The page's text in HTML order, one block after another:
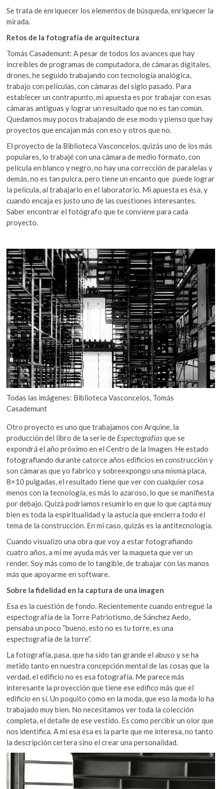
Se trata de enriquecer los elementos de búsqueda, enriquecer la
mirada.
Retos de la fotografía de arquitectura
Tomás Casademunt: A pesar de todos los avances que hay
increíbles de programas de computadora, de cámaras digitales,
drones, he seguido trabajando con tecnología analógica,
trabajo con películas, con cámaras del siglo pasado. Para
establecer un contrapunto, mi apuesta es por trabajar con esas
cámaras antiguas y lograr un resultado que no es tan común.
Quedamos muy pocos trabajando de ese modo y pienso que hay
proyectos que encajan más con eso y otros que no.
El proyecto de la Biblioteca Vasconcelos, quizás uno de los más
populares, lo trabajé con una cámara de medio formato, con
película en blanco y negro, no hay una corrección de paralelas y
demás, no es tan pulcra, pero tiene un encanto que puede lograr
la película, al trabajarlo en el laboratorio. Mi apuesta es ésa, y
cuando encaja es justo uno de las cuestiones interesantes.
Saber encontrar el fotógrafo que te conviene para cada
proyecto.
Todas las imágenes: Biblioteca Vasconcelos, Tomás
Casademunt
Otro proyecto es uno que trabajamos con Arquine, la
producción del libro de la serie de Espectografíasque se
expondrá el año próximo en el Centro de la Imagen. He estado
fotografiando durante catorce años edificios en construcción y
son cámaras que yo fabrico y sobreexpongo una misma placa,
8×10 pulgadas, el resultado tiene que ver con cualquier cosa
menos con la tecnología, es más lo azaroso, lo que se manifiesta
por debajo. Quizá podríamos resumirlo en que lo que capta muy
bien es toda la espiritualidad y la astucia que encierra todo el
tema de la construcción. En mi caso, quizás es la antitecnología.
Cuando visualizo una obra que voy a estar fotografiando
cuatro años, a mí me ayuda más ver la maqueta que ver un
render. Soy más como de lo tangible, de trabajar con las manos
más que apoyarme en software.
Sobre la fidelidad en la captura de una imagen
Esa es la cuestión de fondo. Recientemente cuando entregué la
espectografía de la Torre Patriotismo, de Sánchez Aedo,
pensaba un poco “bueno, esto no es tu torre, es una
espectografía de la torre”.
La fotografía, pasa, que ha sido tan grande el abuso y se ha
metido tanto en nuestra concepción mental de las cosas que la
verdad, el edificio no es esa fotografía. Me parece más
interesante la proyección que tiene ese edifico más que el
edificio en sí. Un poquito como en la moda, que eso la moda lo ha
trabajado muy bien. No necesitamos ver toda la colección
completa, el detalle de ese vestido. Es como percibir un olor que
nos identifica. A mí esa ésa es la parte que me interesa, no tanto
la descripción certera sino el crear una personalidad.